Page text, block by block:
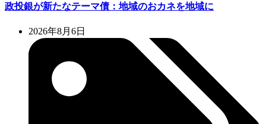
政投銀が新たなテーマ債：地域のおカネを地域に
2026年8月6日